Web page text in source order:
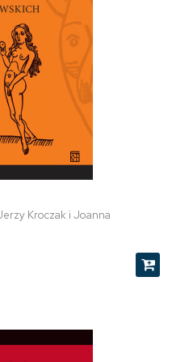
Kroczak i Joanna